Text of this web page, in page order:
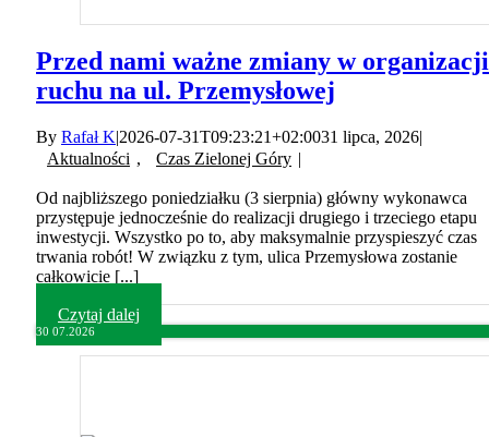
Przed nami ważne zmiany w organizacji
ruchu na ul. Przemysłowej
By Rafał K|2026-07-31T09:23:21+02:0031 lipca, 2026|
Aktualności , Czas Zielonej Góry |
Od najbliższego poniedziałku (3 sierpnia) główny wykonawca
przystępuje jednocześnie do realizacji drugiego i trzeciego etapu
inwestycji. Wszystko po to, aby maksymalnie przyspieszyć czas
trwania robót! W związku z tym, ulica Przemysłowa zostanie
całkowicie [...]
Czytaj dalej
30 07.2026